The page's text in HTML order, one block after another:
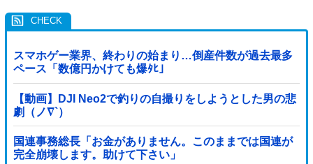
スマホゲー業界、終わりの始まり…倒産件数が過去最多
ペース「数億円かけても爆ﾀﾋ」
【動画】DJI Neo2で釣りの自撮りをしようとした男の悲
劇（ノ∇`）
国連事務総長「お金がありません。このままでは国連が
完全崩壊します。助けて下さい」